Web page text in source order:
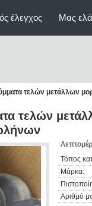
έλεγχος Μας
τελών μετάλλων
τελών
Τόπος
Μάρκα:
Αριθμό